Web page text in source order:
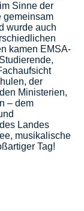
Sinne der
gemeinsam
wurde auch
kamen EMSA-
der
Ministerien,
– dem
Landes
musikalische
Tag!